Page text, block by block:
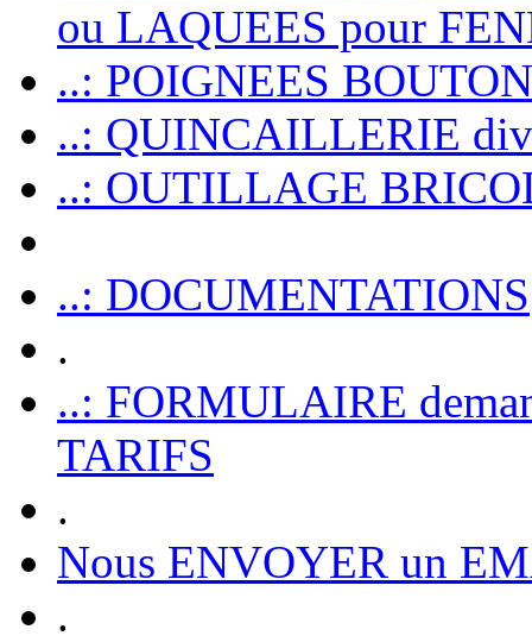
ou LAQUEES pour
..: POIGNEES
..: QUINCAILLERIE
..: OUTILLAGE
..: DOCUMENTATIONS
.
..: FORMULAIRE
TARIFS
.
Nous ENVOYER un
.